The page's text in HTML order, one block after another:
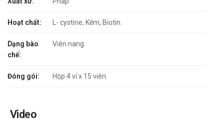
Hoạt chất: L- cystine, Kẽm, Biotin.
Dạng bào
chế:
Viên nang
Đóng gói: Hộp 4 vỉ x 15 viên
Video